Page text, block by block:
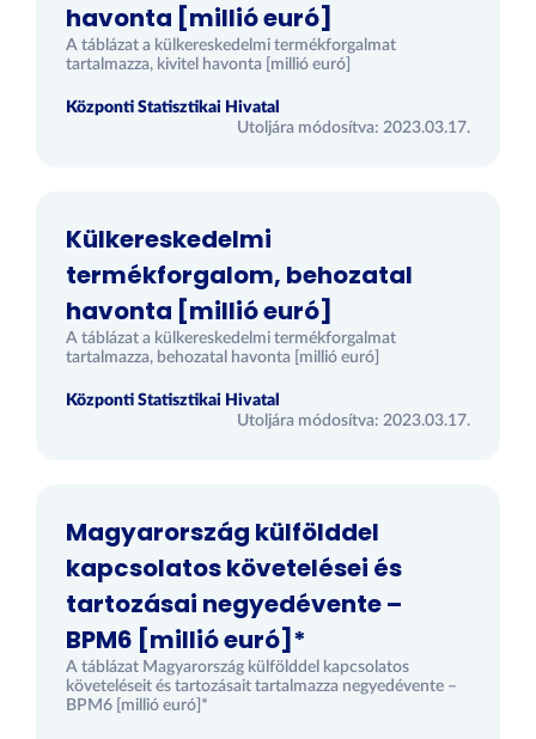
havonta [millió euró]
A táblázat a külkereskedelmi termékforgalmat
tartalmazza, kivitel havonta [millió euró]
Központi Statisztikai Hivatal
Utoljára módosítva: 2023.03.17.
Külkereskedelmi
termékforgalom, behozatal
havonta [millió euró]
A táblázat a külkereskedelmi termékforgalmat
tartalmazza, behozatal havonta [millió euró]
Központi Statisztikai Hivatal
Utoljára módosítva: 2023.03.17.
Magyarország külfölddel
kapcsolatos követelései és
tartozásai negyedévente –
BPM6 [millió euró]*
A táblázat Magyarország külfölddel kapcsolatos
követeléseit és tartozásait tartalmazza negyedévente –
BPM6 [millió euró]*